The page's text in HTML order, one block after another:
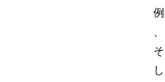
例
そ
し